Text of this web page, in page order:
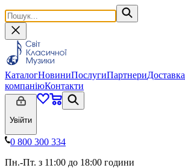
КаталогНовиниПослугиПартнериДоставка
компаніюКонтакти
Увійти
0 800 300 334
Пн.-Пт. з 11:00 до 18:00 години